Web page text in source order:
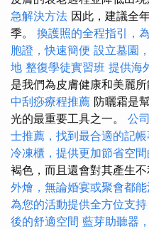
急解決方法 因此，建議全
季。 換護照的全程指引，
胞證，快速簡便 設立墓園
地 整復學徒實習班 提供海
是我們為皮膚健康和美麗
中刮痧療程推薦 防曬霜是
光的最重要工具之一。 公
士推薦，找到最合適的記帳
冷凍櫃，提供更加節省空
褐色，而且還會對其產生不
外燴，無論婚宴或聚會都
為您的活動提供全方位支持
後的舒適空間 藍芽助聽器